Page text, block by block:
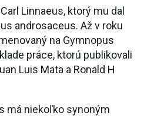
Linnaeus, ktorý mu dal
androsaceus. Až v roku
na Gymnopus
práce, ktorú publikovali
Luis Mata a Ronald H
má niekoľko synoným